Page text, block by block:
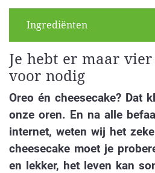
Ingrediënten
Je hebt er maar
voor nodig
Oreo én cheesecake? Dat
onze oren. En na alle
internet, weten wij het
cheesecake moet je
en lekker, het leven kan